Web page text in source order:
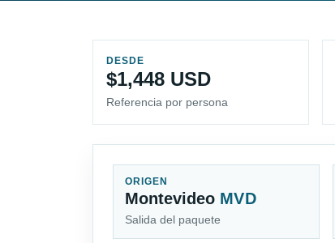
DESDE
$1,448 USD
Referencia por persona
ORIGEN
Montevideo MVD
Salida del paquete